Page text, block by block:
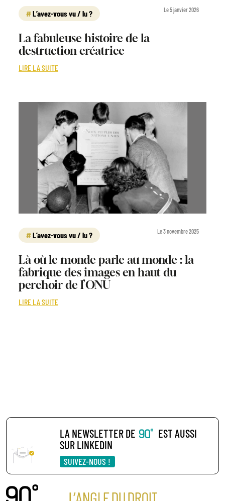
L’avez-vous vu / lu ? Le 5 janvier 2026
La fabuleuse histoire de la
destruction créatrice
LIRE LA SUITE
L’avez-vous vu / lu ? Le 3 novembre 2025
Là où le monde parle au monde : la
fabrique des images en haut du
perchoir de l’ONU
LIRE LA SUITE
LA NEWSLETTER DE
EST AUSSI
SUR LINKEDIN
SUIVEZ-NOUS !